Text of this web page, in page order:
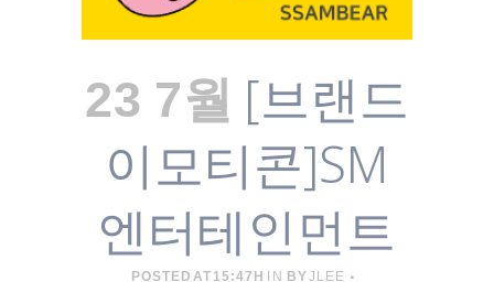
23 7월 [브랜드
이모티콘]SM
엔터테인먼트
POSTED AT 15:47H IN BYJLEE